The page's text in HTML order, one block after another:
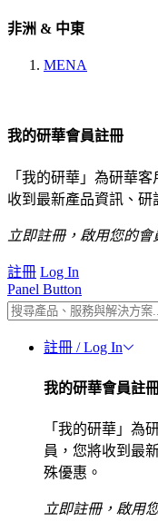
非洲 & 中東
MENA
我的研華會員註冊
「我的研華」為研華
收到最新產品資訊、研
立即註冊，啟用您的會
註冊 Log In
Panel Button
註冊 / Log In
我的研華會員註
「我的研華」為
員，您將收到最
殊優惠。
立即註冊，啟用